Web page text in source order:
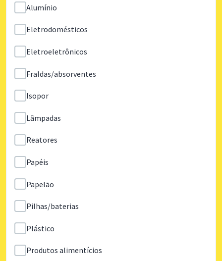
Alumínio
Eletrodomésticos
Eletroeletrônicos
Fraldas/absorventes
Isopor
Lâmpadas
Reatores
Papéis
Papelão
Pilhas/baterias
Plástico
Produtos alimentícios